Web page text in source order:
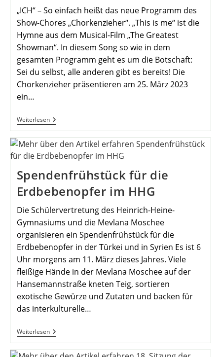
„ICH“ – So einfach heißt das neue Programm des
Show-Chores „Chorkenzieher“. „This is me“ ist die
Hymne aus dem Musical-Film „The Greatest
Showman“. In diesem Song so wie in dem
gesamten Programm geht es um die Botschaft:
Sei du selbst, alle anderen gibt es bereits! Die
Chorkenzieher präsentieren am 25. März 2023
ein…
WeiterlesenDer
Kultur
Bildungspark
Präsentiert:
Spendenfrühstück für die
Erdbebenopfer im HHG
Die Schülervertretung des Heinrich-Heine-
Gymnasiums und die Mevlana Moschee
organisieren ein Spendenfrühstück für die
Erdbebenopfer in der Türkei und in Syrien Es ist 6
Uhr morgens am 11. März dieses Jahres. Viele
fleißige Hände in der Mevlana Moschee auf der
Hansemannstraße kneten Teig, sortieren
exotische Gewürze und Zutaten und backen für
das interkulturelle…
WeiterlesenSpendenfrühstück
Für